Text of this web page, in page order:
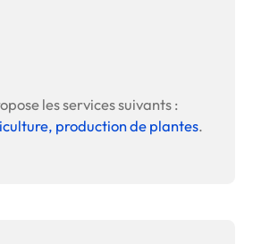
les services suivants :
production de plantes.